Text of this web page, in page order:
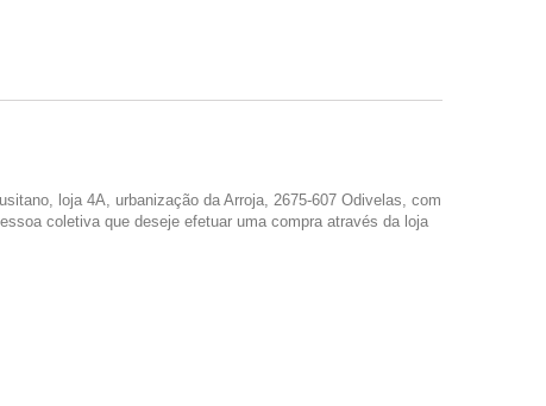
loja 4A, urbanização da Arroja, 2675-607 Odivelas, com
coletiva que deseje efetuar uma compra através da loja